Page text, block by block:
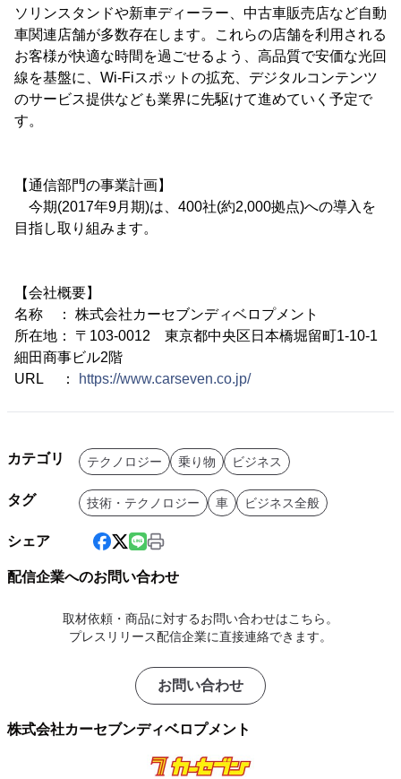
ソリンスタンドや新車ディーラー、中古車販売店など自動
車関連店舗が多数存在します。これらの店舗を利用される
お客様が快適な時間を過ごせるよう、高品質で安価な光回
線を基盤に、Wi-Fiスポットの拡充、デジタルコンテンツ
のサービス提供なども業界に先駆けて進めていく予定で
す。
【通信部門の事業計画】
今期(2017年9月期)は、400社(約2,000拠点)への導入を
目指し取り組みます。
【会社概要】
名称 ： 株式会社カーセブンディベロプメント
所在地： 〒103-0012 東京都中央区日本橋堀留町1-10-1
細田商事ビル2階
URL ：
https://www.carseven.co.jp/
カテゴリ テクノロジー 乗り物 ビジネス
タグ 技術・テクノロジー 車 ビジネス全般
シェア
配信企業へのお問い合わせ
取材依頼・商品に対するお問い合わせはこちら。
プレスリリース配信企業に直接連絡できます。
お問い合わせ
株式会社カーセブンディベロプメント